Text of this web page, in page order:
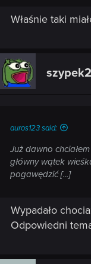
Właśnie taki
auros123 said:
Już dawno
główny wątek
pogawędzić [...]
Wypadało
Odpowiedni